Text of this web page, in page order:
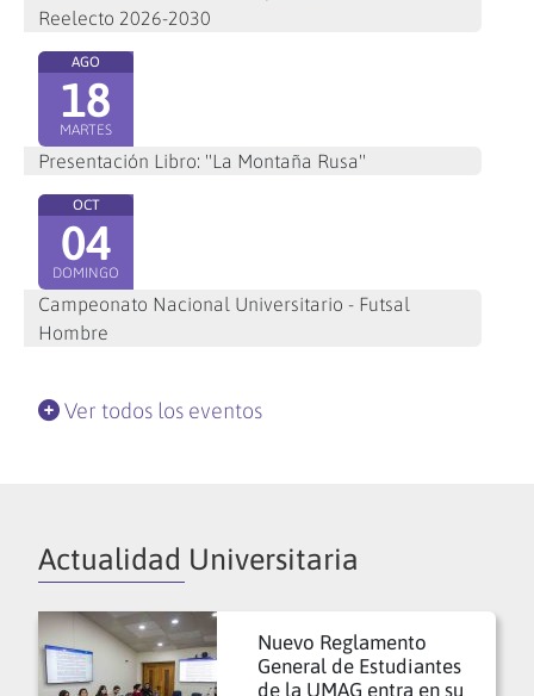
Reelecto 2026-2030
AGO
18
MARTES
Presentación Libro: "La Montaña Rusa"
OCT
04
DOMINGO
Campeonato Nacional Universitario - Futsal
Hombre
Ver todos los eventos
Actualidad Universitaria
Nuevo Reglamento
General de Estudiantes
de la UMAG entra en su